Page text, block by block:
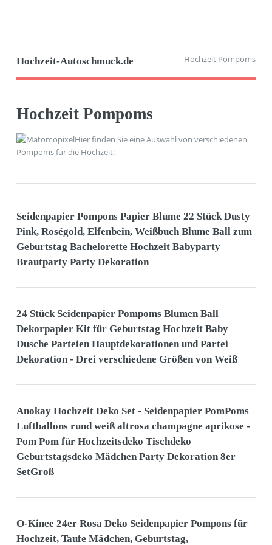
Hochzeit-Autoschmuck.de Hochzeit Pompoms
Hochzeit Pompoms
Hier finden Sie eine Auswahl von verschiedenen
Pompoms für die Hochzeit:
Seidenpapier Pompons Papier Blume 22 Stück Dusty
Pink, Roségold, Elfenbein, Weißbuch Blume Ball zum
Geburtstag Bachelorette Hochzeit Babyparty
Brautparty Party Dekoration
24 Stück Seidenpapier Pompoms Blumen Ball
Dekorpapier Kit für Geburtstag Hochzeit Baby
Dusche Parteien Hauptdekorationen und Partei
Dekoration - Drei verschiedene Größen von Weiß
Anokay Hochzeit Deko Set - Seidenpapier PomPoms
Luftballons rund weiß altrosa champagne aprikose -
Pom Pom für Hochzeitsdeko Tischdeko
Geburtstagsdeko Mädchen Party Dekoration 8er
SetGroß
O-Kinee 24er Rosa Deko Seidenpapier Pompons für
Hochzeit, Taufe Mädchen, Geburtstag,